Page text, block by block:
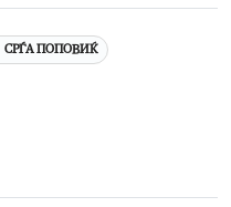
СРЃА ПОПОВИЌ